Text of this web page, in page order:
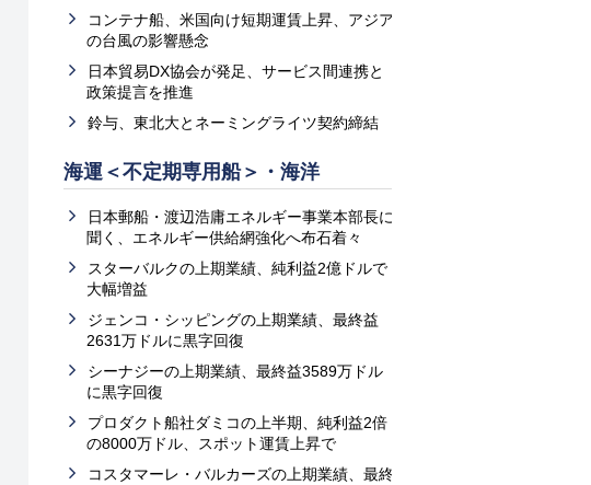
コンテナ船、米国向け短期運賃上昇、アジア
の台風の影響懸念
日本貿易DX協会が発足、サービス間連携と
政策提言を推進
鈴与、東北大とネーミングライツ契約締結
海運＜不定期専用船＞・海洋
日本郵船・渡辺浩庸エネルギー事業本部長に
聞く、エネルギー供給網強化へ布石着々
スターバルクの上期業績、純利益2億ドルで
大幅増益
ジェンコ・シッピングの上期業績、最終益
2631万ドルに黒字回復
シーナジーの上期業績、最終益3589万ドル
に黒字回復
プロダクト船社ダミコの上半期、純利益2倍
の8000万ドル、スポット運賃上昇で
コスタマーレ・バルカーズの上期業績、最終